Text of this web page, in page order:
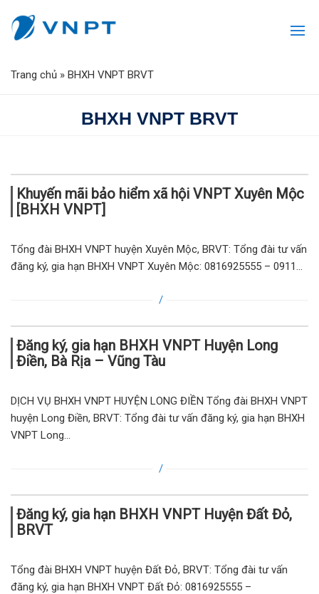
Trang chủ » BHXH VNPT BRVT
BHXH VNPT BRVT
Khuyến mãi bảo hiểm xã hội VNPT Xuyên Mộc
[BHXH VNPT]
Tổng đài BHXH VNPT huyện Xuyên Mộc, BRVT: Tổng đài tư vấn
đăng ký, gia hạn BHXH VNPT Xuyên Mộc: 0816925555 – 0911...
Đăng ký, gia hạn BHXH VNPT Huyện Long
Điền, Bà Rịa – Vũng Tàu
DỊCH VỤ BHXH VNPT HUYỆN LONG ĐIỀN Tổng đài BHXH VNPT
huyện Long Điền, BRVT: Tổng đài tư vấn đăng ký, gia hạn BHXH
VNPT Long...
Đăng ký, gia hạn BHXH VNPT Huyện Đất Đỏ,
BRVT
Tổng đài BHXH VNPT huyện Đất Đỏ, BRVT: Tổng đài tư vấn
đăng ký, gia hạn BHXH VNPT Đất Đỏ: 0816925555 –